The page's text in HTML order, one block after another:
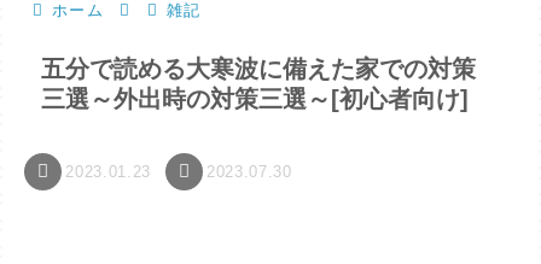
ホーム 雑記
五分で読める大寒波に備えた家での対策
三選～外出時の対策三選～[初心者向け]
2023.01.23 2023.07.30